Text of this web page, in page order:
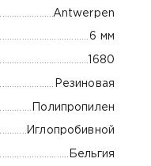
Antwerpen
6 мм
1680
Резиновая
Полипропилен
Иглопробивной
Бельгия